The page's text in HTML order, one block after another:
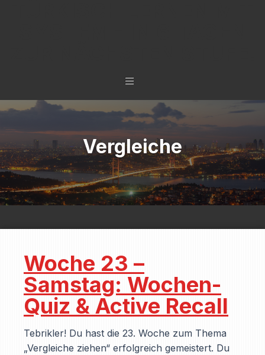
Vergleiche
Woche 23 –
Samstag: Wochen-
Quiz & Active Recall
Tebrikler! Du hast die 23. Woche zum Thema
„Vergleiche ziehen“ erfolgreich gemeistert. Du